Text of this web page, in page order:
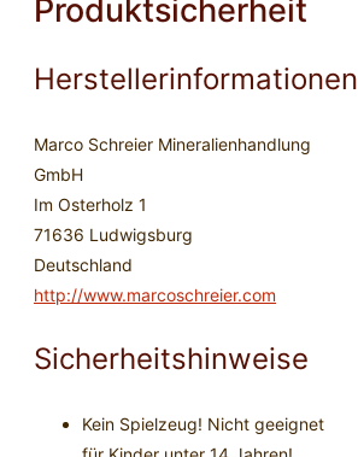
Produktsicherheit
Herstellerinformationen
Marco Schreier Mineralienhandlung
GmbH
Im Osterholz 1
71636 Ludwigsburg
Deutschland
http://www.marcoschreier.com
Sicherheitshinweise
Kein Spielzeug! Nicht geeignet